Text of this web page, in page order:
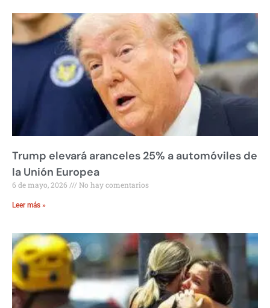
Trump elevará aranceles 25% a automóviles de
la Unión Europea
6 de mayo, 2026 No hay comentarios
Leer más »